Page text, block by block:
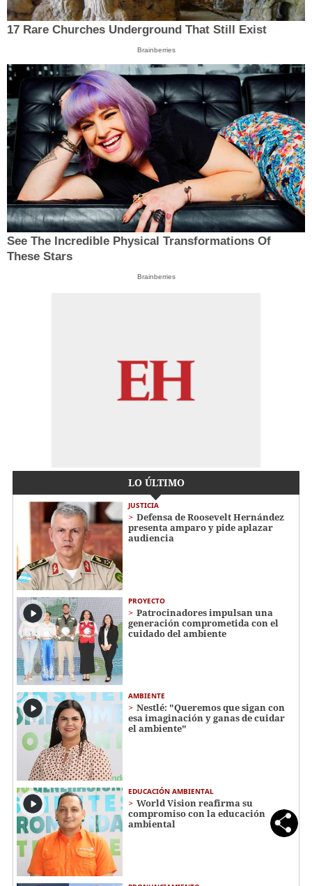
17 Rare Churches Underground That Still Exist
Brainberries
See The Incredible Physical Transformations Of
These Stars
Brainberries
LO ÚLTIMO
JUSTICIA
Defensa de Roosevelt Hernández
presenta amparo y pide aplazar
audiencia
PROYECTO
Patrocinadores impulsan una
generación comprometida con el
cuidado del ambiente
AMBIENTE
Nestlé: "Queremos que sigan con
esa imaginación y ganas de cuidar
el ambiente"
EDUCACIÓN AMBIENTAL
World Vision reafirma su
compromiso con la educación
ambiental